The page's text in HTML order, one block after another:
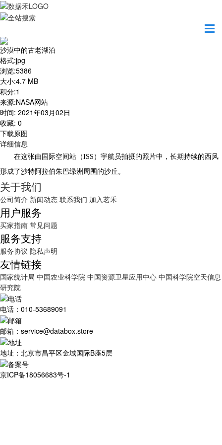
沙漠中的古老湖泊
格式:jpg
浏览:5386
大小:4.7 MB
积分:1
来源:NASA网站
时间: 2021年03月02日
收藏: 0
下载原图
详细信息
在这张由国际空间站（ISS）宇航员拍摄的照片中，长期持续的西风
形成了沙特阿拉伯朱巴绿洲周围的沙丘。
关于我们
公司简介 新闻动态 联系我们 加入茗禾
用户服务
买家指南 常见问题
服务支持
服务协议 隐私声明
友情链接
国家统计局 中国农业科学院 中国资源卫星应用中心 中国科学院空天信息
研究院
电话：010-53689091
邮箱：service@databox.store
地址：北京市昌平区金域国际B座5层
京ICP备18056683号-1